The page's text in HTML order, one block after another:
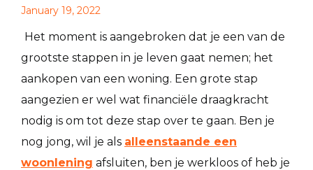
January 19, 2022
Het moment is aangebroken dat je een van de
grootste stappen in je leven gaat nemen; het
aankopen van een woning. Een grote stap
aangezien er wel wat financiële draagkracht
nodig is om tot deze stap over te gaan. Ben je
nog jong, wil je als alleenstaande een
woonlening afsluiten, ben je werkloos of heb je